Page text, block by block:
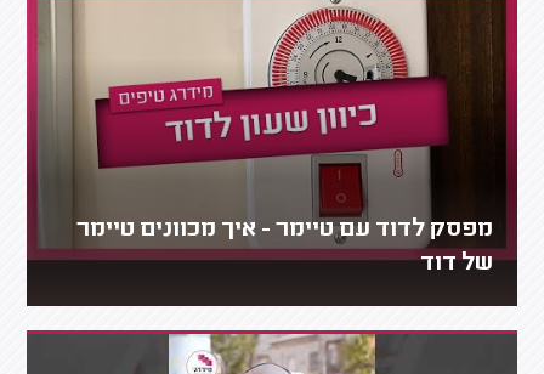
מפסק לדוד עם טיימר - איך מכוונים טיימר
של דוד